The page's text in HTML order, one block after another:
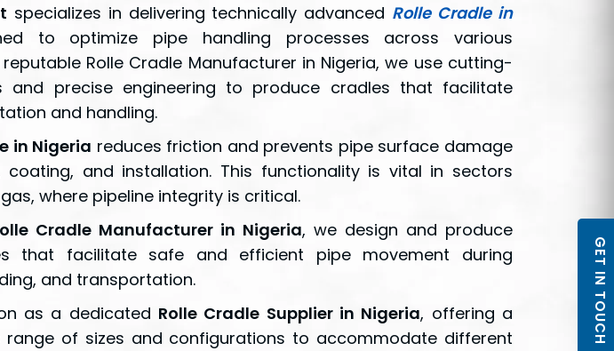
specializes in delivering technically advanced Rolle Cradle in
to optimize pipe handling processes across various
Rolle Cradle Manufacturer in Nigeria, we use cutting-
and precise engineering to produce cradles that facilitate
and handling.
in Nigeria reduces friction and prevents pipe surface damage
coating, and installation. This functionality is vital in sectors
where pipeline integrity is critical.
Cradle Manufacturer in Nigeria, we design and produce
that facilitate safe and efficient pipe movement during
and transportation.
as a dedicated Rolle Cradle Supplier in Nigeria, offering a
range of sizes and configurations to accommodate different
GET IN TOUCH